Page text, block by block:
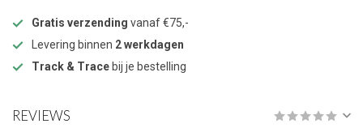
Gratis verzending vanaf €75,-
Levering binnen 2 werkdagen
Track & Trace bij je bestelling
REVIEWS